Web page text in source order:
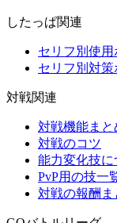
したっぱ関連
セリフ別使用
セリフ別対策
対戦関連
対戦機能まと
対戦のコツ
能力変化技に
PvP用の技一
対戦の報酬ま